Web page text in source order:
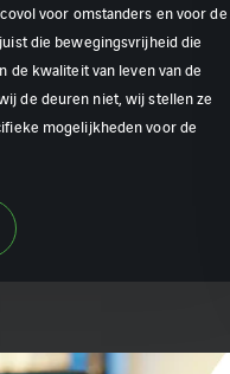
voor omstanders en voor de
die bewegingsvrijheid die
de kwaliteit van leven van de
de deuren niet, wij stellen ze
mogelijkheden voor de